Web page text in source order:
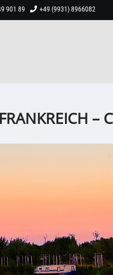
+49 (9931) 8966082
901 89
–